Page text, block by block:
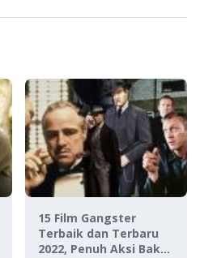
15 Film Gangster
Terbaik dan Terbaru
2022, Penuh Aksi Baku